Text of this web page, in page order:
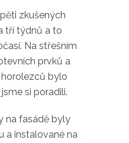
zkušených
tří týdnů a to
Na střešním
prvků a
bylo
si poradili.
na fasádě byly
a instalované na